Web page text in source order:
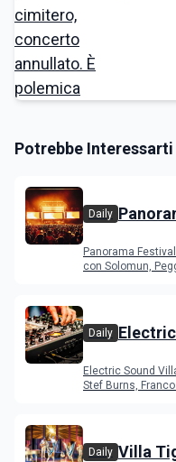
Potrebbe Interessarti
Daily
Panorama
con Solomun,
Daily
Young
Electric Sound
Stef Burns,
Daily Villa